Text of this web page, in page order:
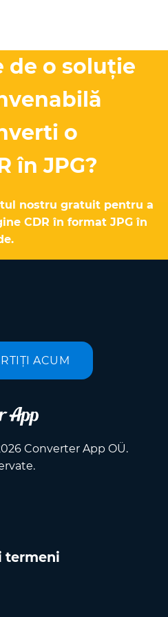
de o soluție
o
în JPG?
nostru gratuit pentru a
CDR în format JPG în
ACUM
Converter App OÜ.
termeni